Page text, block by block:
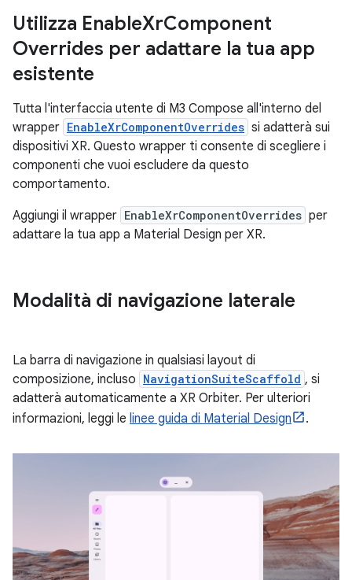
Utilizza EnableXrComponent
Overrides per adattare la tua app
esistente
Tutta l'interfaccia utente di M3 Compose all'interno del
wrapper EnableXrComponentOverrides si adatterà sui
dispositivi XR. Questo wrapper ti consente di scegliere i
componenti che vuoi escludere da questo
comportamento.
Aggiungi il wrapper EnableXrComponentOverrides per
adattare la tua app a Material Design per XR.
Modalità di navigazione laterale
La barra di navigazione in qualsiasi layout di
composizione, incluso NavigationSuiteScaffold , si
adatterà automaticamente a XR Orbiter. Per ulteriori
informazioni, leggi le linee guida di Material Design .